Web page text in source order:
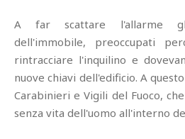
A far scattare l'allarme
dell'immobile, preoccupati
rintracciare l'inquilino e
nuove chiavi dell'edificio. A
Carabinieri e Vigili del Fuoco,
senza vita dell'uomo all'interno